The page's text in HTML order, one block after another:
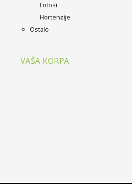
Lotosi
Hortenzije
Ostalo
VAŠA KORPA